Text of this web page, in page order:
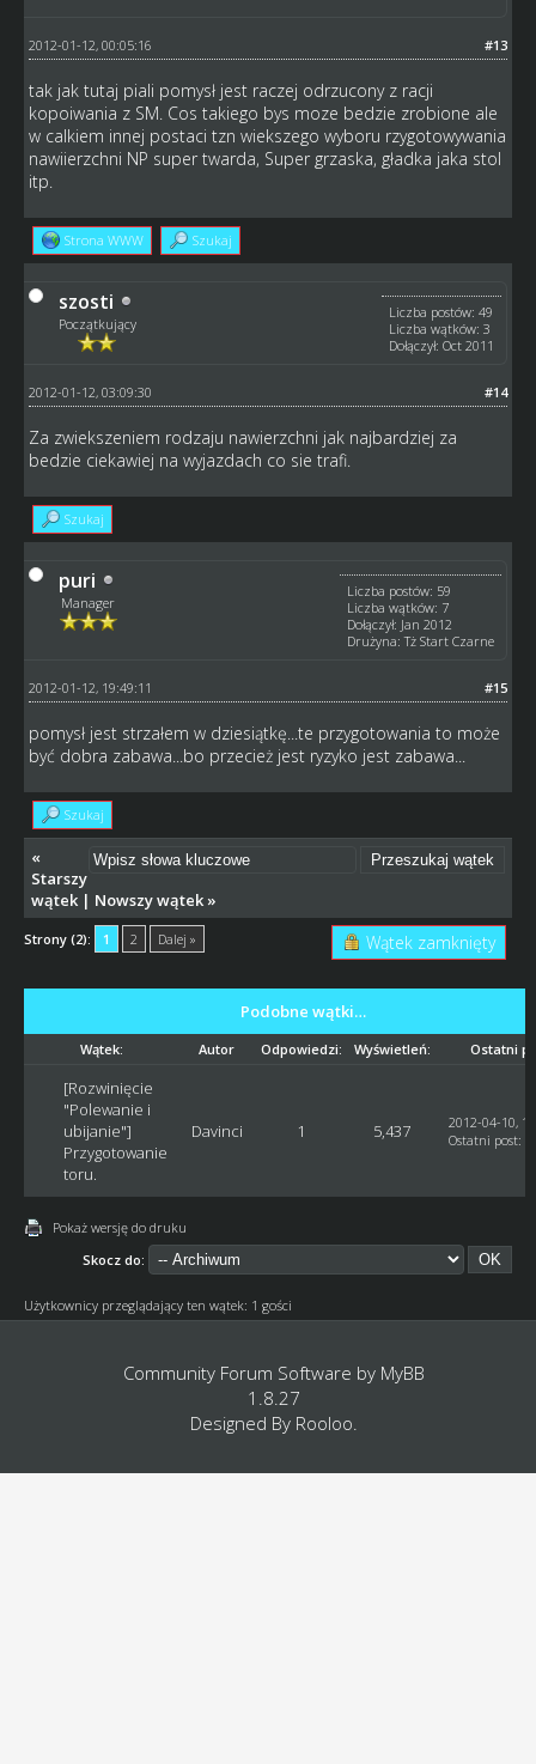
#13
2012-01-12, 00:05:16
tak jak tutaj piali pomysł jest raczej odrzucony z racji
kopoiwania z SM. Cos takiego bys moze bedzie zrobione ale
w calkiem innej postaci tzn wiekszego wyboru rzygotowywania
nawiierzchni NP super twarda, Super grzaska, gładka jaka stol
itp.
Strona WWW Szukaj
szosti
Początkujący
Liczba postów: 49
Liczba wątków: 3
Dołączył: Oct 2011
#14
2012-01-12, 03:09:30
Za zwiekszeniem rodzaju nawierzchni jak najbardziej za
bedzie ciekawiej na wyjazdach co sie trafi.
Szukaj
puri
Manager
Liczba postów: 59
Liczba wątków: 7
Dołączył: Jan 2012
Drużyna: Tż Start Czarne
#15
2012-01-12, 19:49:11
pomysł jest strzałem w dziesiątkę...te przygotowania to może
być dobra zabawa...bo przecież jest ryzyko jest zabawa...
Szukaj
«
Starszy
wątek| Nowszy wątek»
Strony (2): 1 2 Dalej » Wątek zamknięty
Podobne wątki…
Wątek: Autor Odpowiedzi: Wyświetleń: Ostatni
[Rozwinięcie
"Polewanie i
ubijanie"]
Przygotowanie
toru.
Davinci 1 5,437
2012-04-10,
Ostatni post:
Pokaż wersję do druku
Skocz do:
Użytkownicy przeglądający ten wątek: 1 gości
Community Forum Software by MyBB
1.8.27
Designed By Rooloo